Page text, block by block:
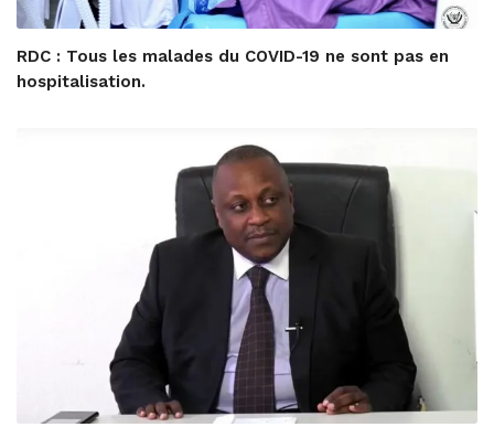
RDC : Tous les malades du COVID-19 ne sont pas en
hospitalisation.